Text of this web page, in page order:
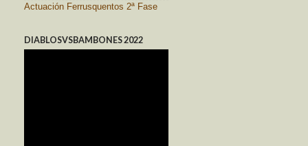
Actuación Ferrusquentos 2ª Fase
DIABLOSVSBAMBONES 2022